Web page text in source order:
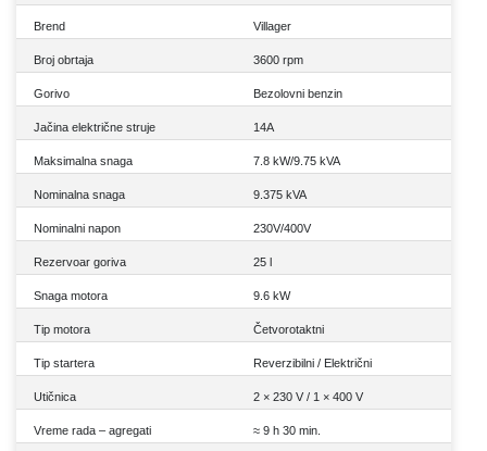
Brend Villager
Broj obrtaja 3600 rpm
Gorivo Bezolovni benzin
Jačina električne struje 14A
Maksimalna snaga 7.8 kW/9.75 kVA
Nominalna snaga 9.375 kVA
Nominalni napon 230V/400V
Rezervoar goriva 25 l
Snaga motora 9.6 kW
Tip motora Četvorotaktni
Tip startera Reverzibilni / Električni
Utičnica 2 × 230 V / 1 × 400 V
Vreme rada – agregati ≈ 9 h 30 min.